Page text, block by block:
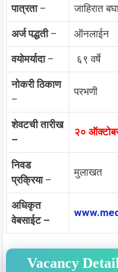
पात्रता–
जाहिरात
अर्ज पद्धती– ऑनलाईन
वयोमर्यादा– ६९ वर्षे
नोकरी ठिकाण
–
परभणी
शेवटची तारीख
–
२०
निवड
प्रक्रिया–
मुलाखत
अधिकृत
वेबसाईट –
Vacancy